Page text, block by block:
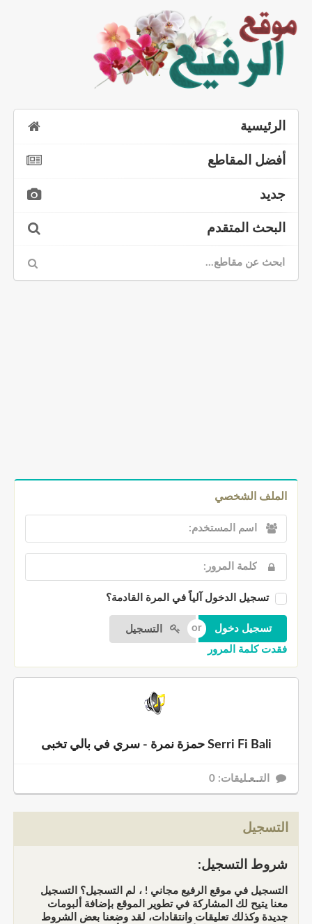
الرئيسية
أفضل المقاطع
جديد
البحث المتقدم
الملف الشخصي
تسجيل الدخول آلياً في المرة القادمة؟
التسجيل
فقدت كلمة المرور
Serri Fi Bali حمزة نمرة - سري في بالي تخبى
التــعـليقات: 0
التسجيل
شروط التسجيل:
التسجيل في موقع الرفيع مجاني ! ، لم التسجيل؟ التسجيل
معنا يتيح لك المشاركة في تطوير الموقع بإضافة ألبومات
جديدة وكذلك تعليقات وانتقادات، لقد وضعنا بعض الشروط